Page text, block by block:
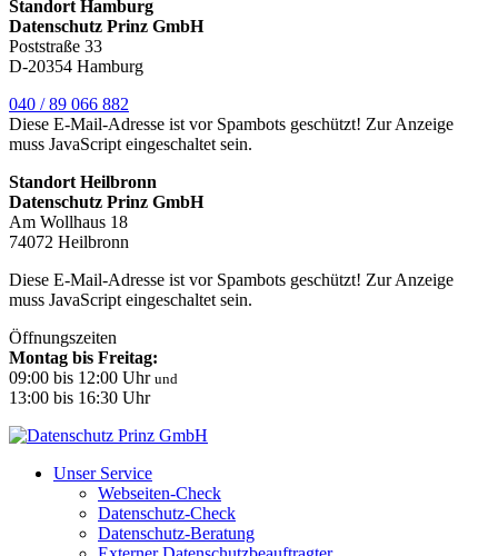
Standort Hamburg
Datenschutz Prinz GmbH
Poststraße 33
D-20354 Hamburg
040 / 89 066 882
Diese E-Mail-Adresse ist vor Spambots geschützt! Zur Anzeige
muss JavaScript eingeschaltet sein.
Standort Heilbronn
Datenschutz Prinz GmbH
Am Wollhaus 18
74072 Heilbronn
Diese E-Mail-Adresse ist vor Spambots geschützt! Zur Anzeige
muss JavaScript eingeschaltet sein.
Öffnungszeiten
Montag bis Freitag:
09:00 bis 12:00 Uhr und
13:00 bis 16:30 Uhr
Unser Service
Webseiten-Check
Datenschutz-Check
Datenschutz-Beratung